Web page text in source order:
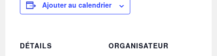
Ajouter au calendrier
DÉTAILS
ORGANISATEUR